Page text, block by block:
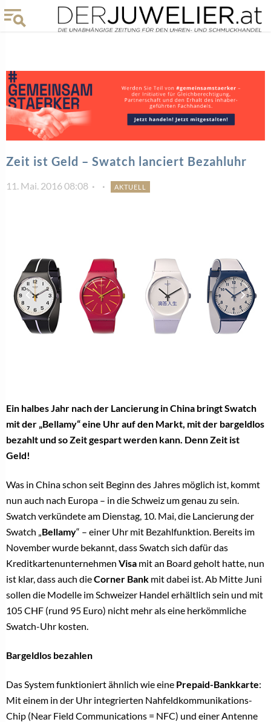
Zeit ist Geld – Swatch lanciert Bezahluhr
11. Mai. 2016 08:08 AKTUELL
Ein halbes Jahr nach der Lancierung in China bringt Swatch
mit der „Bellamy“ eine Uhr auf den Markt, mit der bargeldlos
bezahlt und so Zeit gespart werden kann. Denn Zeit ist
Geld!
Was in China schon seit Beginn des Jahres möglich ist, kommt
nun auch nach Europa – in die Schweiz um genau zu sein.
Swatch verkündete am Dienstag, 10. Mai, die Lancierung der
Swatch „ Bellamy“ – einer Uhr mit Bezahlfunktion. Bereits im
November wurde bekannt, dass Swatch sich dafür das
Kreditkartenunternehmen Visa mit an Board geholt hatte, nun
ist klar, dass auch dieCorner Bank mit dabei ist. Ab Mitte Juni
sollen die Modelle im Schweizer Handel erhältlich sein und mit
105 CHF (rund 95 Euro) nicht mehr als eine herkömmliche
Swatch-Uhr kosten.
Bargeldlos bezahlen
Das System funktioniert ähnlich wie eine Prepaid-Bankkarte:
Mit einem in der Uhr integrierten Nahfeldkommunikations-
Chip (Near Field Communications = NFC) und einer Antenne